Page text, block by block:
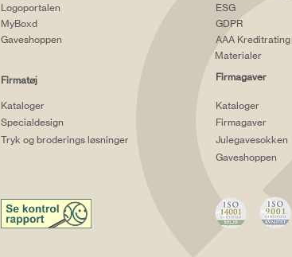
Logoportalen
MyBoxd
Gaveshoppen
Firmatøj
Kataloger
Specialdesign
Tryk og broderings løsninger
ESG
GDPR
AAA Kreditrating
Materialer
Firmagaver
Kataloger
Firmagaver
Julegavesokken
Gaveshoppen